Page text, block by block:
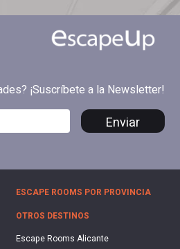
¡Suscríbete a la Newsletter!
Enviar
ESCAPE ROOMS POR PROVINCIA
OTROS DESTINOS
Escape Rooms Alicante